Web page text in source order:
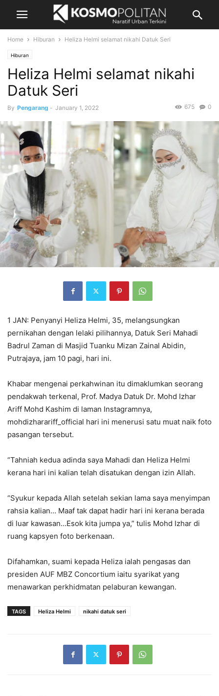
Home Hiburan Heliza Helmi selamat nikahi Datuk Seri
Hiburan
Heliza Helmi selamat nikahi
Datuk Seri
By Pengarang - January 1, 2022 0
675
1 JAN: Penyanyi Heliza Helmi, 35, melangsungkan
pernikahan dengan lelaki pilihannya, Datuk Seri Mahadi
Badrul Zaman di Masjid Tuanku Mizan Zainal Abidin,
Putrajaya, jam 10 pagi, hari ini.
Khabar mengenai perkahwinan itu dimaklumkan seorang
pendakwah terkenal, Prof. Madya Datuk Dr. Mohd Izhar
Ariff Mohd Kashim di laman Instagramnya,
mohdizharariff_official hari ini menerusi satu muat naik foto
pasangan tersebut.
“Tahniah kedua adinda saya Mahadi dan Heliza Helmi
kerana hari ini kalian telah disatukan dengan izin Allah.
“Syukur kepada Allah setelah sekian lama saya menyimpan
rahsia kalian… Maaf tak dapat hadir hari ini kerana berada
di luar kawasan…Esok kita jumpa ya,” tulis Mohd Izhar di
ruang kapsyen foto berkenaan.
Difahamkan, suami kepada Heliza ialah pengasas dan
presiden AUF MBZ Concortium iaitu syarikat yang
menawarkan perkhidmatan pelaburan kewangan.
TAGS Heliza Helmi nikahi datuk seri